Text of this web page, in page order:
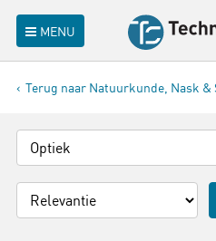
MENU
Terug naar Natuurkunde, Nask &